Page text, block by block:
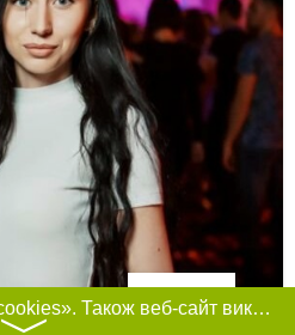
Фільтри
Цей сайт використовує «cookies». Також веб-сайт використовує інтернет-сервіс для збору технічних даних стосовно відвідувачів з метою отримання маркетингової та статистичної інформації. Умови обробки даних відвідувачів сайту див.
〉